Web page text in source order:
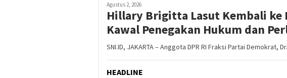
Agustus 2, 2026
Hillary Brigitta Lasut Kembali ke
Kawal Penegakan Hukum dan
SNI.ID, JAKARTA – Anggota DPR RI Fraksi Partai
HEADLINE